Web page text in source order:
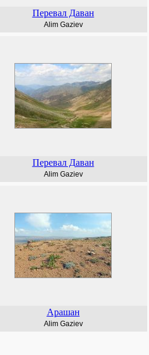
Перевал Даван
Alim Gaziev
Перевал Даван
Alim Gaziev
Арашан
Alim Gaziev